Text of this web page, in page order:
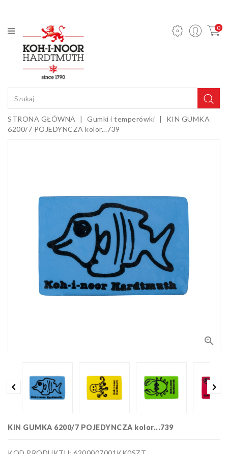
Ołówki
mechaniczne
i wkłady
Ołówki
grafitowe
Kredki
Pastele,
dodatki
papiery
i kalki
Kolorowanki
Poradniki
do nauki
Flamastry,
markery i
szablony
0
STRONA GŁÓWNA Gumki i temperówki
KIN GUMKA
6200/7 POJEDYNCZA kolor...739

 
KIN GUMKA 6200/7 POJEDYNCZA kolor...739